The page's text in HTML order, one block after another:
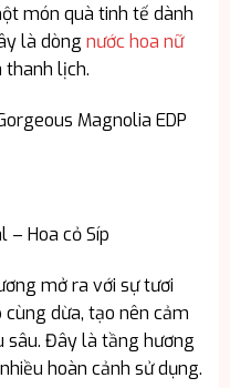
món quà tinh tế dành
là dòng nước hoa nữ
lịch.
Magnolia EDP
– Hoa cỏ Síp
mở ra với sự tươi
dừa, tạo nên cảm
sâu. Đây là tầng hương
hoàn cảnh sử dụng.